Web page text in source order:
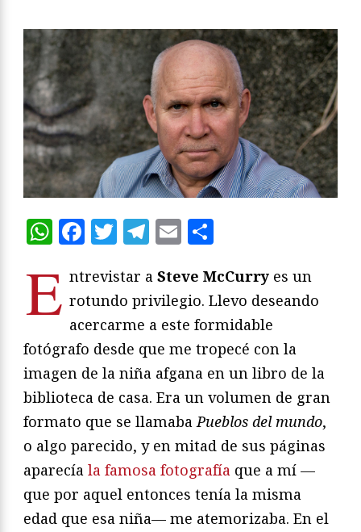
WhatsApp
Facebook
Twitter
Telegram
Email
E ntrevistar a Steve McCurry es un
rotundo privilegio. Llevo deseando
acercarme a este formidable
fotógrafo desde que me tropecé con la
imagen de la niña afgana en un libro de la
biblioteca de casa. Era un volumen de gran
formato que se llamabaPueblos del mundo,
o algo parecido, y en mitad de sus páginas
aparecía la famosa fotografía que a mí —
que por aquel entonces tenía la misma
edad que esa niña— me atemorizaba. En el